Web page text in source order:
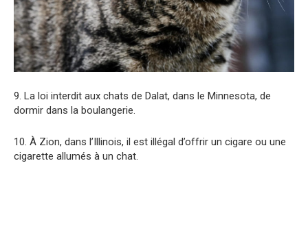
9. La loi interdit aux chats de Dalat, dans le Minnesota, de
dormir dans la boulangerie.
10. À Zion, dans l’Illinois, il est illégal d’offrir un cigare ou une
cigarette allumés à un chat.